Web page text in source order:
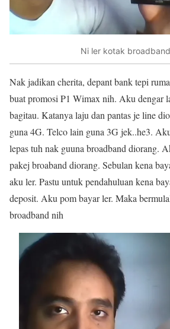
Ni ler kotak
Nak jadikan cherita, depant bank tepi
buat promosi P1 Wimax nih. Aku dengar
bagitau. Katanya laju dan pantas je line
guna 4G. Telco lain guna 3G jek..he3.
lepas tuh nak guuna broadband diorang.
pakej broaband diorang. Sebulan kena
aku ler. Pastu untuk pendahuluan kena
deposit. Aku pom bayar ler. Maka
broadband nih